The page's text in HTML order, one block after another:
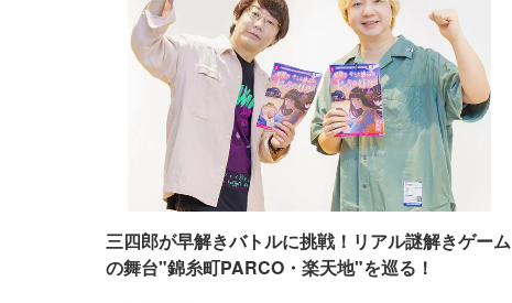
三四郎が早解きバトルに挑戦！リアル謎解きゲーム
の舞台"錦糸町PARCO・楽天地"を巡る！